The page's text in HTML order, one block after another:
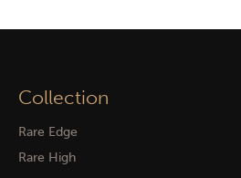
Collection
Rare Edge
Rare High